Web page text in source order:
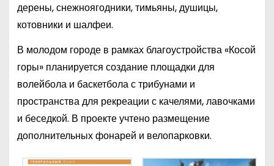
дерены, снежноягодники, тимьяны, душицы,
котовники и шалфеи.
В молодом городе в рамках благоустройства «Косой
горы» планируется создание площадки для
волейбола и баскетбола с трибунами и
пространства для рекреации с качелями, лавочками
и беседкой. В проекте учтено размещение
дополнительных фонарей и велопарковки.